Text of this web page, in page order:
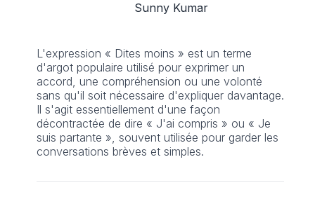
Sunny Kumar
L'expression « Dites moins » est un terme
d'argot populaire utilisé pour exprimer un
accord, une compréhension ou une volonté
sans qu'il soit nécessaire d'expliquer davantage.
Il s'agit essentiellement d'une façon
décontractée de dire « J'ai compris » ou « Je
suis partante », souvent utilisée pour garder les
conversations brèves et simples.